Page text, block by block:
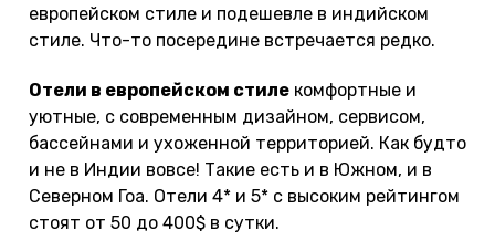
европейском стиле и подешевле в индийском
стиле. Что-то посередине встречается редко.
Отели в европейском стиле комфортные и
уютные, с современным дизайном, сервисом,
бассейнами и ухоженной территорией. Как будто
и не в Индии вовсе! Такие есть и в Южном, и в
Северном Гоа. Отели 4* и 5* с высоким рейтингом
стоят от 50 до 400$ в сутки.